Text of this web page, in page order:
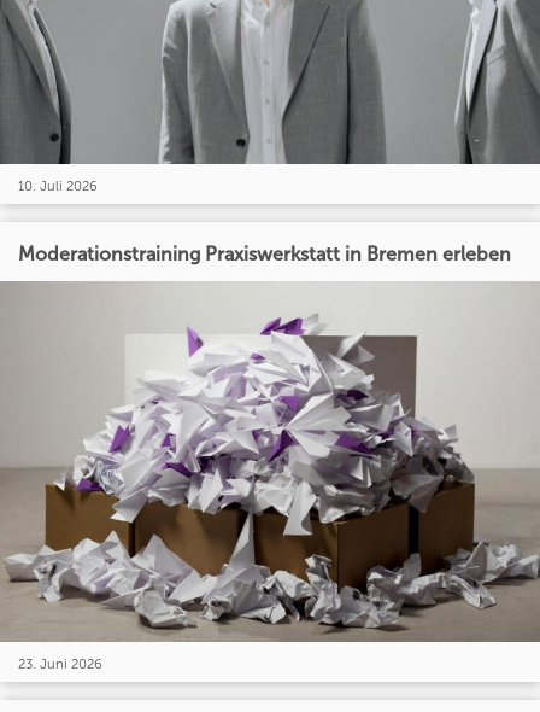
10. Juli 2026
Moderationstraining Praxiswerkstatt in Bremen erleben
23. Juni 2026